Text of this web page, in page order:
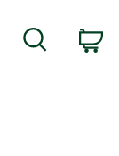
我的帳號